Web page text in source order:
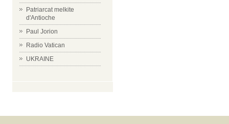
Patriarcat melkite
d'Antioche
Paul Jorion
Radio Vatican
UKRAINE